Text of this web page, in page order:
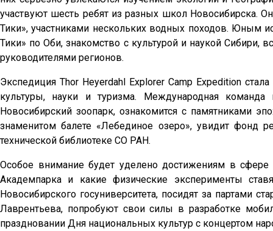
участвуют шесть ребят из разных школ Новосибирска.
Тики», участниками нескольких водных походов. Юным
Тики» по Оби, знакомство с культурой и наукой Сибири,
руководителями регионов.
Экспедиция Thor Heyerdahl Explorer Camp Expedition
культуры, науки и туризма. Международная
Новосибирский зоопарк, ознакомится с памятниками
знаменитом балете «Лебединое озеро», увидит фонд
технической библиотеке СО РАН.
Особое внимание будет уделено достижениям в
Академпарка и какие физические эксперименты
Новосибирского госуниверситета, посидят за
Лаврентьева, попробуют свои силы в разработке
праздновании Дня национальных культур с концертом